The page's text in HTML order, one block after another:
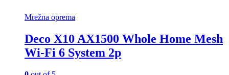
Mrežna oprema
Deco X10 AX1500 Whole Home Mesh
Wi-Fi 6 System 2p